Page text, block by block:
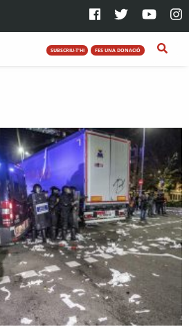
SUBSCRIU-T'HI FES UNA DONACIÓ